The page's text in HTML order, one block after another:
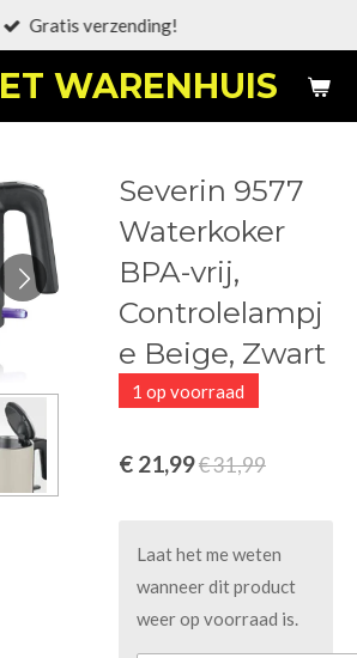
WARENHUIS
Gratis verzending!
Severin 9577
Waterkoker
BPA-vrij,
Controlelampj
e Beige, Zwart
1 op voorraad
€ 21,99€ 31,99
Laat het me weten
wanneer dit product
weer op voorraad is.